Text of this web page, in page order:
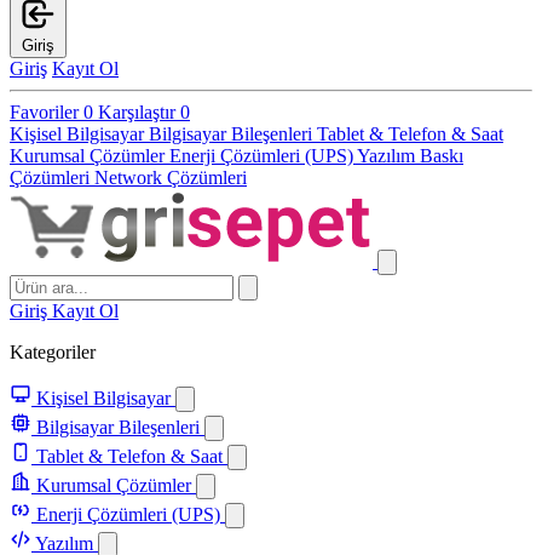
Giriş
Giriş Kayıt Ol
Favoriler0 Karşılaştır0
Kişisel BilgisayarBilgisayar Bileşenleri Tablet & Telefon & Saat
Kurumsal ÇözümlerEnerji Çözümleri (UPS)Yazılım Baskı
Çözümleri Network Çözümleri
Giriş Kayıt Ol
Kategoriler
Kişisel Bilgisayar
Bilgisayar Bileşenleri
Tablet & Telefon & Saat
Kurumsal Çözümler
Enerji Çözümleri (UPS)
Yazılım